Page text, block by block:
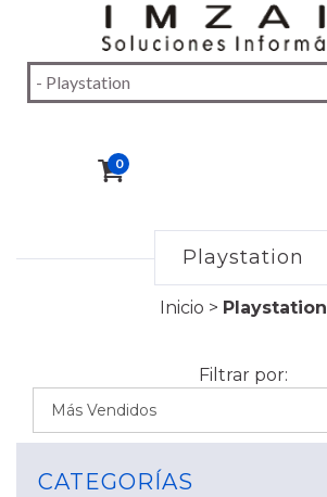
0
Playstation
Inicio > Playstation
Filtrar por:
CATEGORÍAS